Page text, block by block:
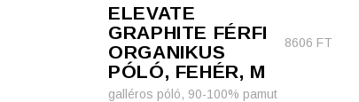
ELEVATE
GRAPHITE FÉRFI
ORGANIKUS
PÓLÓ, FEHÉR, M
8606 FT
galléros póló, 90-100% pamut